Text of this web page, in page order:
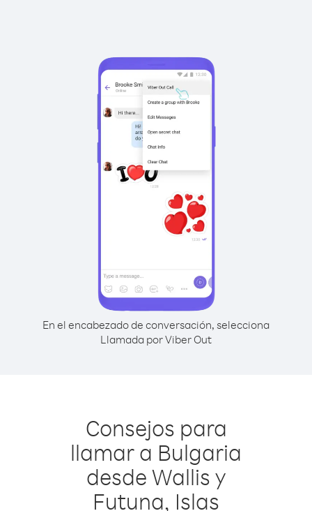
En el encabezado de conversación, selecciona
Llamada por Viber Out
Consejos para
llamar a Bulgaria
desde Wallis y
Futuna, Islas